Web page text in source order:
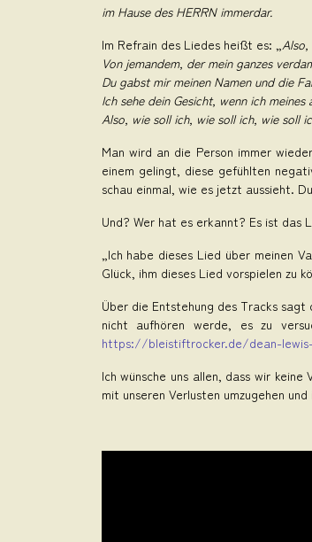
im Hause des HERRN immerdar.
Im Refrain des Liedes heißt es: „Also,
Von jemandem, der mein ganzes
Du gabst mir meinen Namen und die
Ich sehe dein Gesicht, wenn ich meines
Also, wie soll ich, wie soll ich, wie soll
Man wird an die Person immer
einem gelingt, diese gefühlten
schau einmal, wie es jetzt aussieht.
Und? Wer hat es erkannt? Es ist das
„Ich habe dieses Lied über meinen
Glück, ihm dieses Lied vorspielen zu
Über die Entstehung des Tracks
nicht aufhören werde, es zu
https://bleistiftrocker.de/dean-
Ich wünsche uns allen, dass wir
mit unseren Verlusten umzugehen